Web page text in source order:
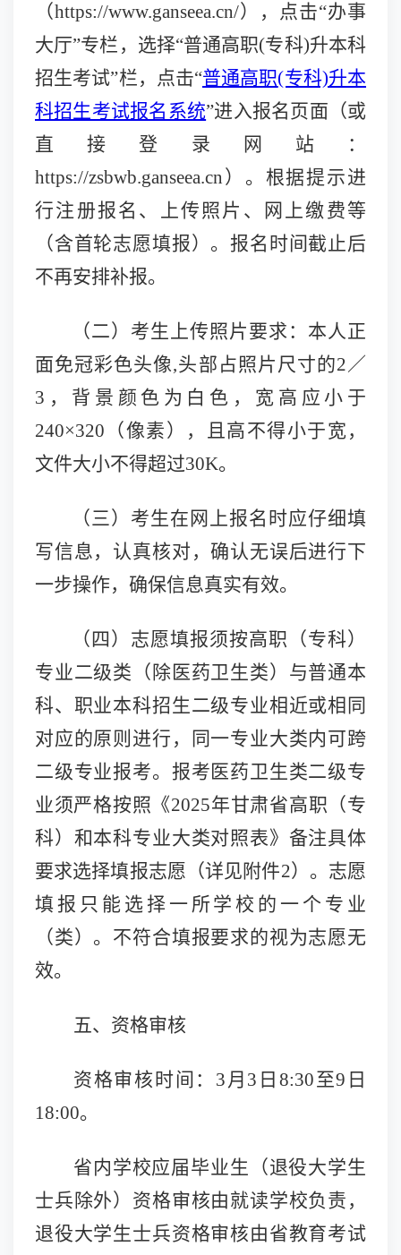
（https://www.ganseea.cn/）， 点击“办事
大厅”专栏，选择“普通高职(专科)升本科
招生考试”栏，点击“普通高职(专科)升本
科招生考试报名系统”进入报名页面（或
直接登录网站：
https://zsbwb.ganseea.cn）。 根据提示进
行注册报名、上传照片、网上缴费等
（含首轮志愿填报）。报名时间截止后
不再安排补报。
（二） 考生上传照片要求：本人正
面免冠彩色头像,头部占照片尺寸的2／
3，背景颜色为白色，宽高应小于
240×320（像素），且高不得小于宽，
文件大小不得超过30K。
（三） 考生在网上报名时应仔细填
写信息，认真核对，确认无误后进行下
一步操作，确保信息真实有效。
（四） 志愿填报须按高职（专科）
专业二级类（除医药卫生类）与普通本
科、职业本科招生二级专业相近或相同
对应的原则进行，同一专业大类内可跨
二级专业报考。 报考医药卫生类二级专
业须严格按照 《2025年甘肃省高职（专
科）和本科专业大类对照表》 备注具体
要求选择填报志愿（详见附件2）。志愿
填报只能选择一所学校的一个专业
（类）。不符合填报要求的视为志愿无
效。
五、资格审核
资格审核时间： 3月3日 8:30至9日
18:00。
省内学校应届毕业生（退役大学生
士兵除外）资格审核由就读学校负责，
退役大学生士兵资格审核由省教育考试